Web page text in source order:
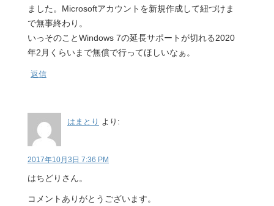
ました。Microsoftアカウントを新規作成して紐づけま
で無事終わり。
いっそのことWindows 7の延長サポートが切れる2020
年2月くらいまで無償で行ってほしいなぁ。
返信
はまとり より:
2017年10月3日 7:36 PM
はちどりさん。
コメントありがとうございます。